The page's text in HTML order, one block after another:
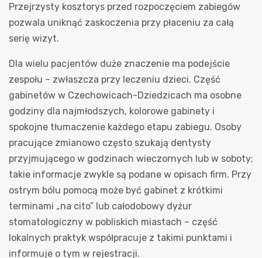
Przejrzysty kosztorys przed rozpoczęciem zabiegów
pozwala uniknąć zaskoczenia przy płaceniu za całą
serię wizyt.
Dla wielu pacjentów duże znaczenie ma podejście
zespołu – zwłaszcza przy leczeniu dzieci. Część
gabinetów w Czechowicach-Dziedzicach ma osobne
godziny dla najmłodszych, kolorowe gabinety i
spokojne tłumaczenie każdego etapu zabiegu. Osoby
pracujące zmianowo często szukają dentysty
przyjmującego w godzinach wieczornych lub w soboty;
takie informacje zwykle są podane w opisach firm. Przy
ostrym bólu pomocą może być gabinet z krótkimi
terminami „na cito” lub całodobowy dyżur
stomatologiczny w pobliskich miastach – część
lokalnych praktyk współpracuje z takimi punktami i
informuje o tym w rejestracji.